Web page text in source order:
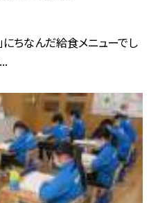
ちなんだ給食メニューでし